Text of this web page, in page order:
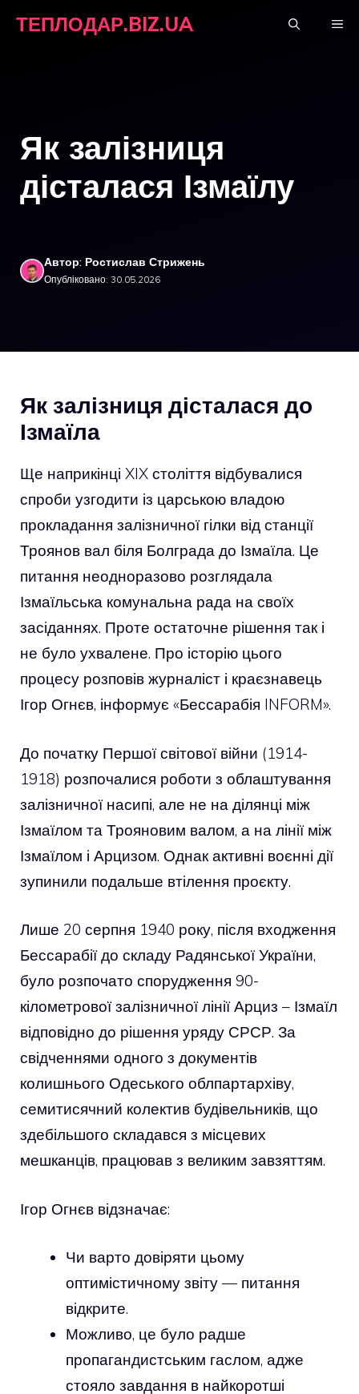
ТЕПЛОДАР.BIZ.UA
Як залізниця
дісталася Ізмаїлу
Автор: Ростислав Стрижень
Опубліковано: 30.05.2026
Як залізниця дісталася до
Ізмаїла
Ще наприкінці XIX століття відбувалися
спроби узгодити із царською владою
прокладання залізничної гілки від станції
Троянов вал біля Болграда до Ізмаїла. Це
питання неодноразово розглядала
Ізмаїльська комунальна рада на своїх
засіданнях. Проте остаточне рішення так і
не було ухвалене. Про історію цього
процесу розповів журналіст і краєзнавець
Ігор Огнєв, інформує «Бессарабія INFORM».
До початку Першої світової війни (1914-
1918) розпочалися роботи з облаштування
залізничної насипі, але не на ділянці між
Ізмаїлом та Трояновим валом, а на лінії між
Ізмаїлом і Арцизом. Однак активні воєнні дії
зупинили подальше втілення проєкту.
Лише 20 серпня 1940 року, після входження
Бессарабії до складу Радянської України,
було розпочато спорудження 90-
кілометрової залізничної лінії Арциз – Ізмаїл
відповідно до рішення уряду СРСР. За
свідченнями одного з документів
колишнього Одеського облпартархіву,
семитисячний колектив будівельників, що
здебільшого складався з місцевих
мешканців, працював з великим завзяттям.
Ігор Огнєв відзначає:
Чи варто довіряти цьому
оптимістичному звіту — питання
відкрите.
Можливо, це було радше
пропагандистським гаслом, адже
стояло завдання в найкоротші